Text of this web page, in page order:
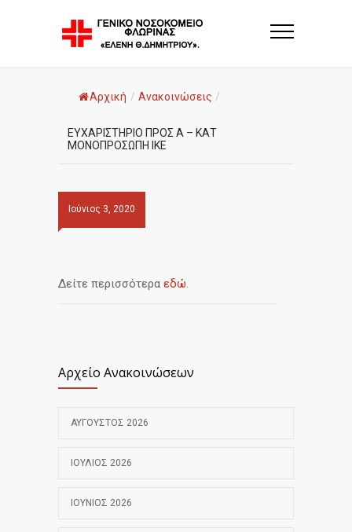
Αρχική / Ανακοινώσεις /
ΕΥΧΑΡΙΣΤΗΡΙΟ ΠΡΟΣ Α – ΚΑΤ
ΜΟΝΟΠΡΟΣΩΠΗ ΙΚΕ
Ιούνιος 3, 2020
Δείτε περισσότερα εδώ.
Αρχείο Ανακοινώσεων
ΑΎΓΟΥΣΤΟΣ 2026
ΙΟΎΛΙΟΣ 2026
ΙΟΎΝΙΟΣ 2026